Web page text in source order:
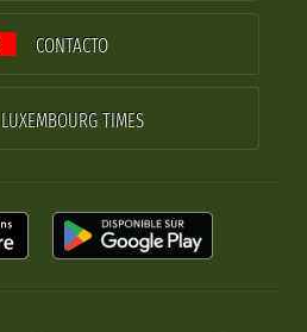
CONTACTO
LUXEMBOURG TIMES